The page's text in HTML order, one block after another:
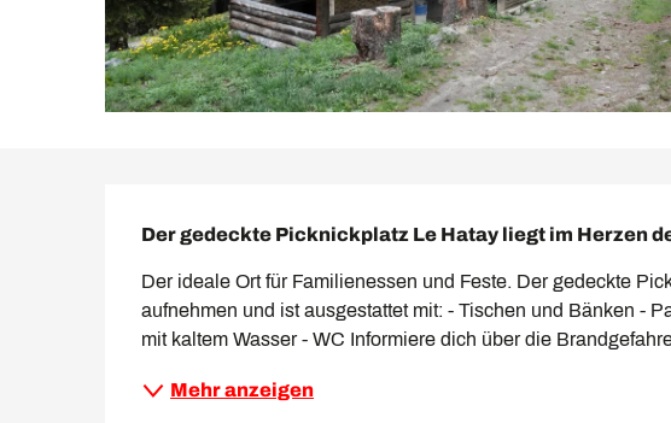
Der gedeckte Picknickplatz Le Hatay liegt im Herzen
Der ideale Ort für Familienessen und Feste. Der gedeckte
aufnehmen und ist ausgestattet mit: - Tischen und Bänken -
mit kaltem Wasser - WC Informiere dich über die
Mehr anzeigen